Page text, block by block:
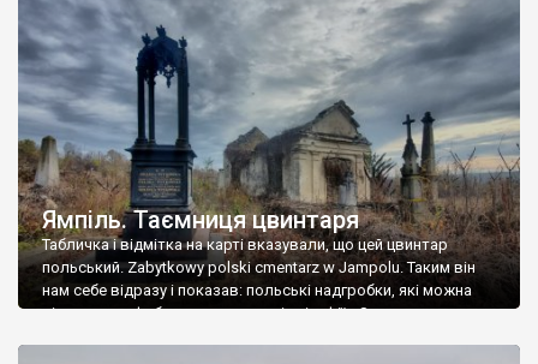
Ямпіль. Таємниця цвинтаря
Табличка і відмітка на карті вказували, що цей цвинтар
польський. Zabytkowy polski cmentarz w Jampolu. Таким він
нам себе відразу і показав: польські надгробки, які можна
віднести до фабричних, польські епітафії… Загалом цвинтар